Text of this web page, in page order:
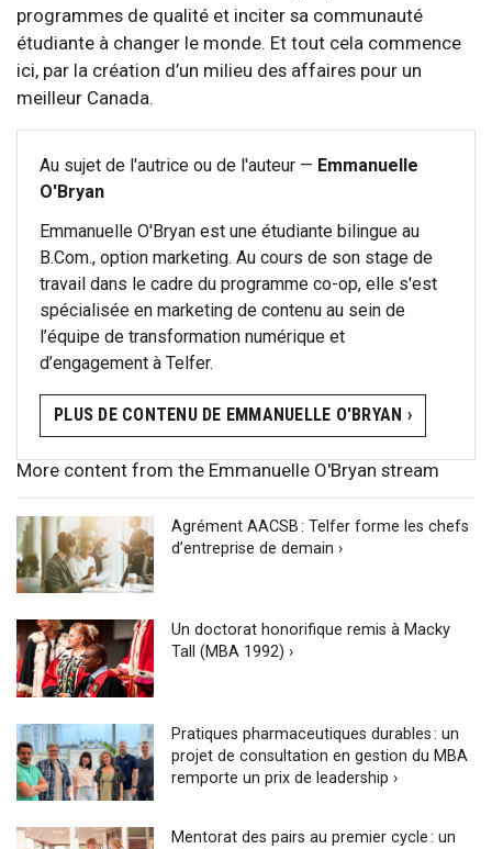
programmes de qualité et inciter sa communauté
étudiante à changer le monde. Et tout cela commence
ici, par la création d’un milieu des affaires pour un
meilleur Canada.
Au sujet de l'autrice ou de l'auteur — Emmanuelle
O'Bryan
Emmanuelle O'Bryan est une étudiante bilingue au
B.Com., option marketing. Au cours de son stage de
travail dans le cadre du programme co-op, elle s'est
spécialisée en marketing de contenu au sein de
l’équipe de transformation numérique et
d’engagement à Telfer.
PLUS DE CONTENU DE EMMANUELLE O'BRYAN ›
More content from the Emmanuelle O'Bryan stream
Agrément AACSB : Telfer forme les chefs
d’entreprise de demain ›
Un doctorat honorifique remis à Macky
Tall (MBA 1992) ›
Pratiques pharmaceutiques durables : un
projet de consultation en gestion du MBA
remporte un prix de leadership ›
Mentorat des pairs au premier cycle : un